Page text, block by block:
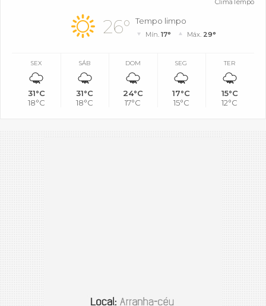
ClimaTempo
26° Tempo limpo
Mín.17° Máx. 29°
SEX
31°C
18°C
SÁB
31°C
18°C
DOM
24°C
17°C
SEG
17°C
15°C
TER
15°C
12°C